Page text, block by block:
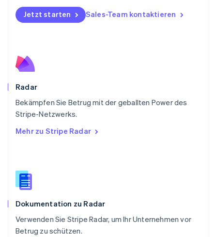
Jetzt starten Sales-Team kontaktieren
Radar
Bekämpfen Sie Betrug mit der geballten Power des
Stripe-Netzwerks.
Mehr zu Stripe Radar
Dokumentation zu Radar
Verwenden Sie Stripe Radar, um Ihr Unternehmen vor
Betrug zu schützen.
Portugal
PortuguêsEnglish
Svenska
Schweiz
Singapur
English简体中文
Slowakei
Slowenien
English
Spanien
Thailand
Tschechische Republik
English